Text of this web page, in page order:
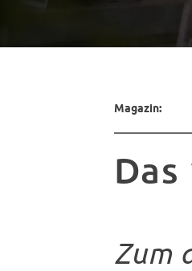
Magazin:
Zum